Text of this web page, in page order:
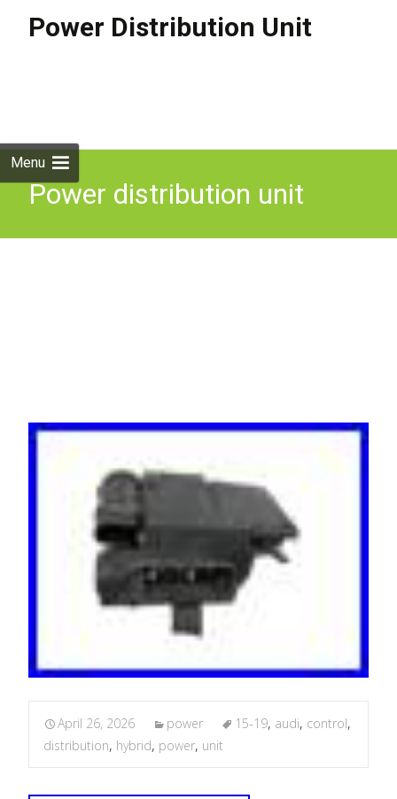
Power Distribution Unit
Menu
Power distribution unit
April 26, 2026 power 15-19, audi, control,
distribution, hybrid, power, unit